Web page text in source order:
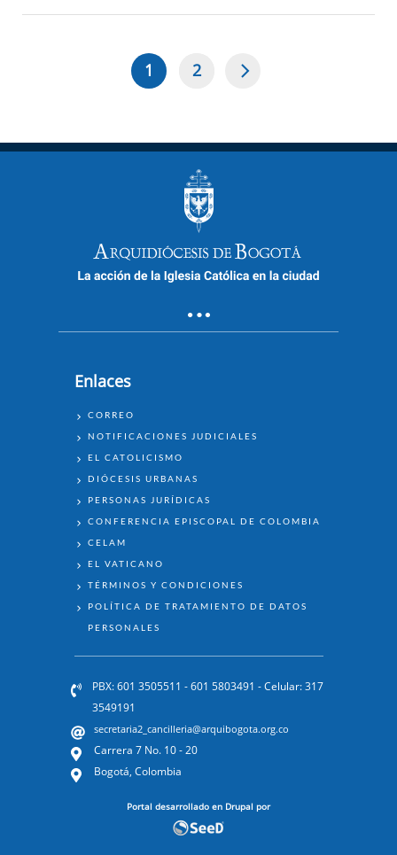
Paginación
Página
1 Page
2
Enlaces
ENLACES
CORREO
NOTIFICACIONES JUDICIALES
EL CATOLICISMO
DIÓCESIS URBANAS
PERSONAS JURÍDICAS
CONFERENCIA EPISCOPAL DE COLOMBIA
CELAM
EL VATICANO
TÉRMINOS Y CONDICIONES
POLÍTICA DE TRATAMIENTO DE DATOS
PERSONALES
PBX: 601 3505511 - 601 5803491 - Celular: 317
3549191
secretaria2_cancilleria@arquibogota.org.co
Carrera 7 No. 10 - 20
Bogotá, Colombia
Portal desarrollado en Drupal por